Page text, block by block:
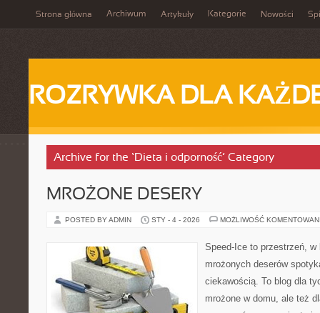
Strona główna Archiwum Artykuły Kategorie Nowości
ROZRYWKA DLA
Archive for the ‘Dieta i odporność’ Category
MROŻONE DESERY
POSTED BY ADMIN STY - 4 - 2026 MOŻLIWOŚĆ
Speed-Ice to przestrzeń,
mrożonych deserów
ciekawością. To blog dla
mrożone w domu, ale też